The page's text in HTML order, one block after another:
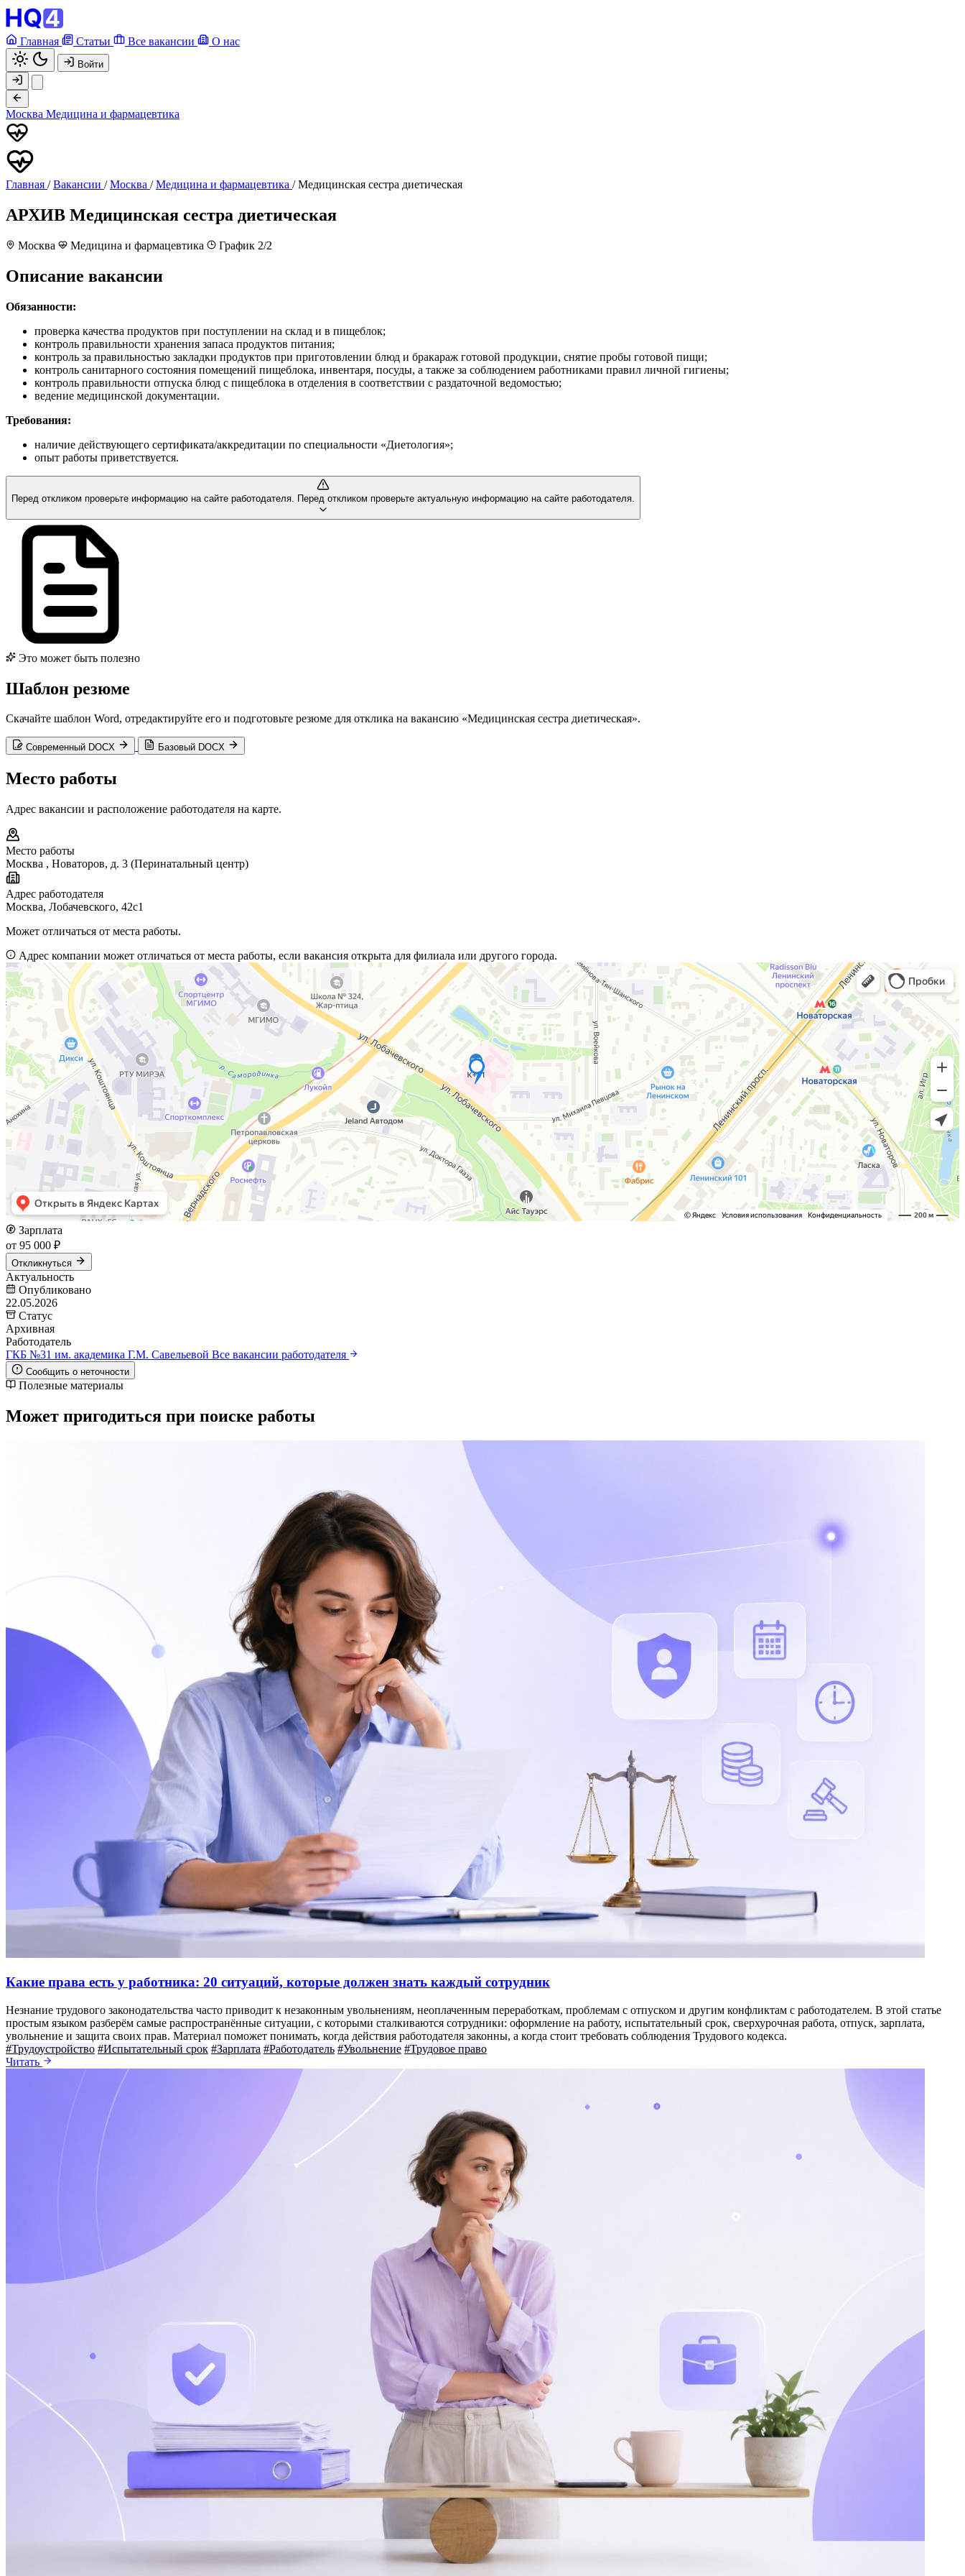
Главная Статьи Все вакансии О нас
Войти
Москва Медицина и фармацевтика
Главная / Вакансии / Москва / Медицина и фармацевтика / Медицинская сестра диетическая
АРХИВ Медицинская сестра диетическая
Москва Медицина и фармацевтика График 2/2
Описание вакансии
Обязанности:
проверка качества продуктов при поступлении на склад и в пищеблок;
контроль правильности хранения запаса продуктов питания;
контроль за правильностью закладки продуктов при приготовлении блюд и бракараж готовой продукции, снятие пробы готовой пищи;
контроль санитарного состояния помещений пищеблока, инвентаря, посуды, а также за соблюдением работниками правил личной гигиены;
контроль правильности отпуска блюд с пищеблока в отделения в соответствии с раздаточной ведомостью;
ведение медицинской документации.
Требования:
наличие действующего сертификата/аккредитации по специальности «Диетология»;
опыт работы приветствуется.
Перед откликом проверьте информацию на сайте работодателя. Перед откликом проверьте актуальную информацию на сайте работодателя.
Это может быть полезно
Шаблон резюме
Скачайте шаблон Word, отредактируйте его и подготовьте резюме для отклика на вакансию «Медицинская сестра диетическая».
Современный DOCX Базовый DOCX
Место работы
Адрес вакансии и расположение работодателя на карте.
Место работы
Москва , Новаторов, д. 3 (Перинатальный центр)
Адрес работодателя
Москва, Лобачевского, 42с1
Может отличаться от места работы.
Адрес компании может отличаться от места работы, если вакансия открыта для филиала или другого города.
Зарплата
от 95 000 ₽
Откликнуться
Актуальность
Опубликовано
22.05.2026
Статус
Архивная
Работодатель
ГКБ №31 им. академика Г.М. Савельевой Все вакансии работодателя
Сообщить о неточности
Полезные материалы
Может пригодиться при поиске работы
Какие права есть у работника: 20 ситуаций, которые должен знать каждый сотрудник
Незнание трудового законодательства часто приводит к незаконным увольнениям, неоплаченным переработкам, проблемам с отпуском и другим конфликтам с работодателем. В этой статье
простым языком разберём самые распространённые ситуации, с которыми сталкиваются сотрудники: оформление на работу, испытательный срок, сверхурочная работа, отпуск, зарплата,
увольнение и защита своих прав. Материал поможет понимать, когда действия работодателя законны, а когда стоит требовать соблюдения Трудового кодекса.
#Трудоустройство #Испытательный срок #Зарплата #Работодатель #Увольнение #Трудовое право
Читать